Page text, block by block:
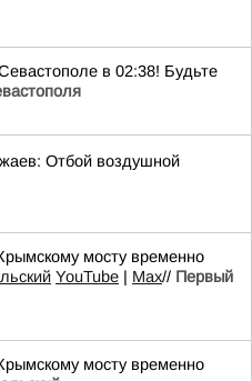
в 02:38! Будьте
Отбой воздушной
мосту временно
YouTube | Max// Первый
мосту временно